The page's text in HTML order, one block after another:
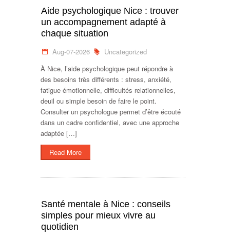
Aide psychologique Nice : trouver
un accompagnement adapté à
chaque situation
Aug-07-2026
Uncategorized
À Nice, l’aide psychologique peut répondre à
des besoins très différents : stress, anxiété,
fatigue émotionnelle, difficultés relationnelles,
deuil ou simple besoin de faire le point.
Consulter un psychologue permet d’être écouté
dans un cadre confidentiel, avec une approche
adaptée […]
Read More
Santé mentale à Nice : conseils
simples pour mieux vivre au
quotidien